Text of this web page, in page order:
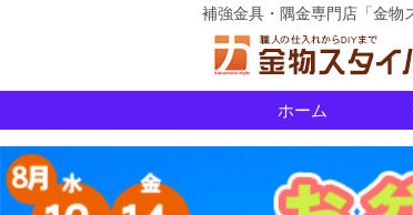
補強金具・隅金専門店「金物
ホーム